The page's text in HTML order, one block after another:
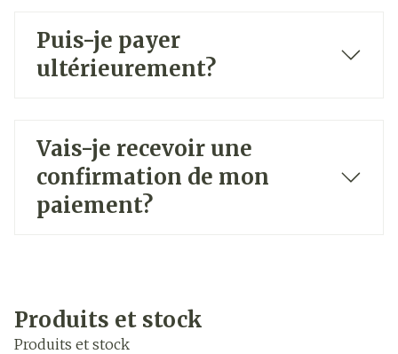
Puis-je payer
ultérieurement?
Vais-je recevoir une
confirmation de mon
paiement?
Produits et stock
Produits et stock